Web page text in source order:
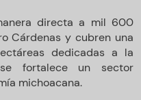
directa a mil 600
Cárdenas y cubren una
dedicadas a la
fortalece un sector
michoacana.